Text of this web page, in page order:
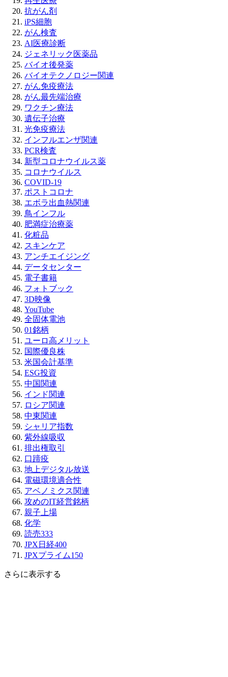
抗がん剤
iPS細胞
がん検査
AI医療診断
ジェネリック医薬品
バイオ後発薬
バイオテクノロジー関連
がん免疫療法
がん最先端治療
ワクチン療法
遺伝子治療
光免疫療法
インフルエンザ関連
PCR検査
新型コロナウイルス薬
コロナウイルス
COVID-19
ポストコロナ
エボラ出血熱関連
鳥インフル
肥満症治療薬
化粧品
スキンケア
アンチエイジング
データセンター
電子書籍
フォトブック
3D映像
YouTube
全固体電池
01銘柄
ユーロ高メリット
国際優良株
米国会計基準
ESG投資
中国関連
インド関連
ロシア関連
中東関連
シャリア指数
紫外線吸収
排出権取引
口蹄疫
地上デジタル放送
電磁環境適合性
アベノミクス関連
攻めのIT経営銘柄
親子上場
化学
読売333
JPX日経400
JPXプライム150
さらに表示する